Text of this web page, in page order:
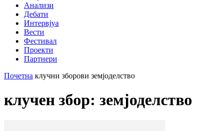
Анализи
Дебати
Интервјуа
Вести
Фестивал
Проекти
Партнери
Почетна клучни зборови земјоделство
клучен збор: земјоделство